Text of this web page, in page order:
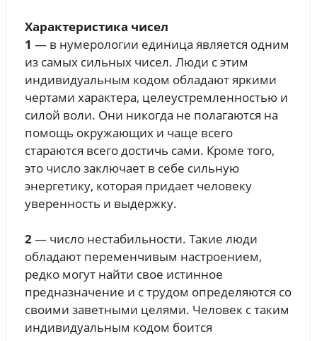
Характеристика чисел
1 — в нумерологии единица является одним
из самых сильных чисел. Люди с этим
индивидуальным кодом обладают яркими
чертами характера, целеустремленностью и
силой воли. Они никогда не полагаются на
помощь окружающих и чаще всего
стараются всего достичь сами. Кроме того,
это число заключает в себе сильную
энергетику, которая придает человеку
уверенность и выдержку.
2— число нестабильности. Такие люди
обладают переменчивым настроением,
редко могут найти свое истинное
предназначение и с трудом определяются со
своими заветными целями. Человек с таким
индивидуальным кодом боится